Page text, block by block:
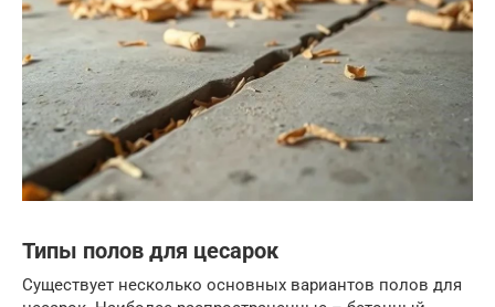
Типы полов для цесарок
Существует несколько основных вариантов полов для